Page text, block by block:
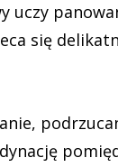
uczy
się